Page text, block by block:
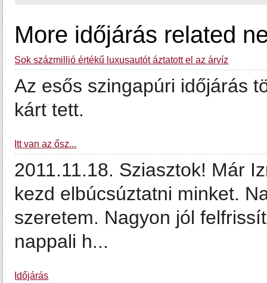
More időjárás related
Sok százmillió értékű luxusautót áztatott el az árvíz
Az esős szingapúri időjárás
kárt tett.
Itt van az ősz...
2011.11.18. Sziasztok! Már
kezd elbúcsúztatni minket.
szeretem. Nagyon jól
nappali h...
Időjárás